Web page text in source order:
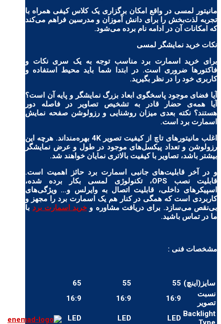
مانیتور لمسی در واقع امکان برگزاری یک کلاس کیفی همراه با
تجربه لذت‌بخش را برای دانش آموزان و مدرسین فراهم می‌کند
که امکانات آن در ادامه نام برده می‌شود.
نکات خرید نمایشگر لمسی
برای خرید اسمارت برد مناسب توجه به یک سری نکات و
فاکتورها ضروری است. در ابتدا شما باید محیط استفاده و
کاربری خود را در نظر بگیرید.
آیا فضای موجود پاسخگوی ابعاد بزرگ نمایشگر و پایه آن است؟
آیا همه‌ی حضار قادر به تشخیص تصاویر در فاصله دور
هستند؟ نکته بعدی میزان روشنایی و رزولوشن صفحه نمایش
اسمارت برد است.
اغلب مانیتورهای تاچ از کیفیت تصویر 4K بهره‌منداند. هرچه این
رزولوشن و تعداد پیکسل‌های موجود در طول و عرض نمایشگر
بیشتر باشد، تصاویر با کیفیت بالاتری نمایان خواهند شد.
و در آخر قابلیت‌های جانبی
اسمارت برد حائز اهمیت است.
قابلیت نصب OPS، تکنولوژی لمسی بکار برده شده،
اسپیکرهای داخلی، قابلیت اتصال به وایرلس و… ویژگی‌های
کاربردی است که همگی در کنار هم یک اسمارت برد را مجهز و
بی‌نقص می‌سازد. برای دریافت مشاوره و خرید اسمارت برد با
ما در تماس باشید.
مشخصات فنی :
سایز(اینچ) 55
55
65
نسبت
تصویر
16:9
16:9
16:9
Backlight
LED
LED
LED